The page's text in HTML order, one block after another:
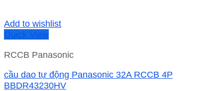
Add to wishlist
Quick View
RCCB Panasonic
cầu dao tự động Panasonic 32A RCCB 4P
BBDR43230HV